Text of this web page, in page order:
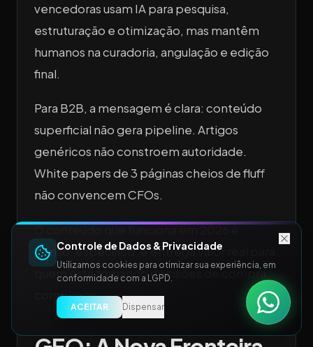
vencedoras usam IA para pesquisa,
estruturação e otimização, mas mantêm
humanos na curadoria, angulação e edição
final.
Para B2B, a mensagem é clara: conteúdo
superficial não gera pipeline. Artigos
genéricos não constroem autoridade.
White papers de 3 páginas cheios de fluff
não convencem CFOs.
O conteúdo que funciona em 2026 é
denso, específico, e entrega valor real para
quem está tomando decisões de compra
complexas.
Controle de Dados & Privacidade
Utilizamos cookies para otimizar sua experiência, em
conformidade com a LGPD.
ACEITAR Dispensar